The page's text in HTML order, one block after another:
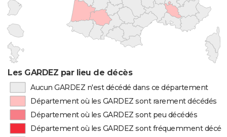
Les GARDEZ par lieu de décès
Aucun GARDEZ n'est décédé dans ce département
Département où les GARDEZ sont rarement décédés
Département où les GARDEZ sont peu décédés
Département où les GARDEZ sont fréquemment